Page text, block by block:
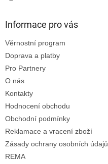
Informace pro vás
Věrnostní program
Doprava a platby
Pro Partnery
O nás
Kontakty
Hodnocení obchodu
Obchodní podmínky
Reklamace a vracení zboží
Zásady ochrany osobních údajů
REMA